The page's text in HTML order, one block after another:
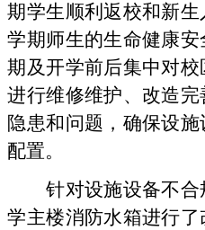
期学生顺利返校和新
学期师生的生命健康
期及开学前后集中对
进行维修维护、改造
隐患和问题，确保设
配置。
针对设施设备不
学主楼消防水箱进行